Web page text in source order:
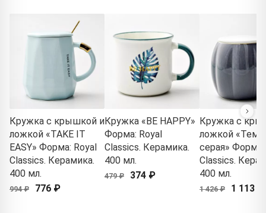
Кружка с крышкой и
ложкой «TAKE IT
EASY» Форма: Royal
Classics. Керамика.
400 мл.
994 ₽ 776 ₽
Кружка «BE HAPPY»
Форма: Royal
Classics. Керамика.
400 мл.
479 ₽ 374 ₽
Кружка с
ложкой
серая» Форма:
Classics.
400 мл.
1 426 ₽ 1 113 ₽